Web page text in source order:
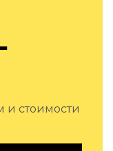
по вашему
и стоимости